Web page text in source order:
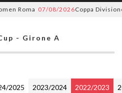
Roma 07/08/2026 Coppa Divisione,
- Girone A
2025 2023/2024 2022/2023